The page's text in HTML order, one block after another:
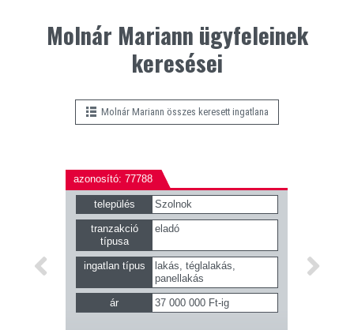
Molnár Mariann ügyfeleinek
keresései
Molnár Mariann összes keresett ingatlana
azonosító: 77788
település Szolnok
tranzakció
típusa
eladó
ingatlan típus
lakás, téglalakás,
panellakás
ár 37 000 000 Ft-ig